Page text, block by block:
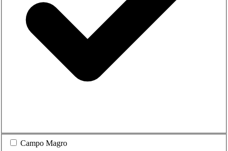
Campo Magro